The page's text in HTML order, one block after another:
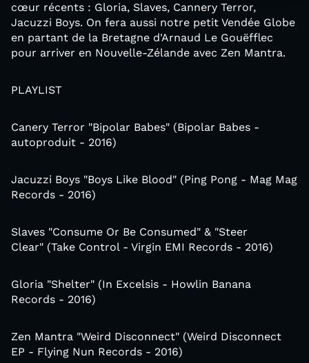
cœur récents : Gloria, Slaves, Cannery Terror,
Jacuzzi Boys. On fera aussi notre petit Vendée Globe
en partant de la Bretagne d'Arnaud Le Gouëfflec
pour arriver en Nouvelle-Zélande avec Zen Mantra.
PLAYLIST
Canery Terror "Bipolar Babes" (Bipolar Babes -
autoproduit - 2016)
Jacuzzi Boys "Boys Like Blood" (Ping Pong - Mag Mag
Records - 2016)
Slaves ‎"Consume Or Be Consumed" & "Steer
Clear" (Take Control - Virgin EMI Records - 2016)
Gloria "Shelter" (In Excelsis - Howlin Banana
Records - 2016)
Zen Mantra "Weird Disconnect" (Weird Disconnect
EP - Flying Nun Records - 2016)